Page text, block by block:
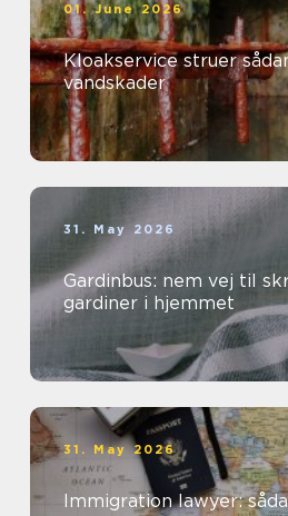
01. June 2026
Kloakservice struer sådan undgår du dyre
vandskader
31. May 2026
Gardinbus: nem vej til
gardiner i hjemmet
31. May 2026
Immigration lawyer: